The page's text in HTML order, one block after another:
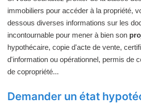
immobiliers pour accéder à la propriété,
dessous diverses informations sur les
incontournable pour mener à bien son
hypothécaire, copie d'acte de vente,
d'information ou opérationnel, permis de
de copropriété...
Demander un état